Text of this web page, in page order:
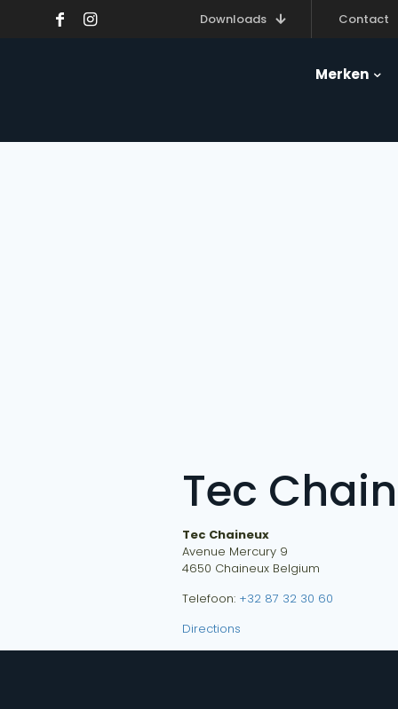
Downloads Contact
Merken
Tec
Tec Chaineux
Avenue Mercury 9
4650 Chaineux Belgium
Telefoon: +32 87 32 30 60
Directions